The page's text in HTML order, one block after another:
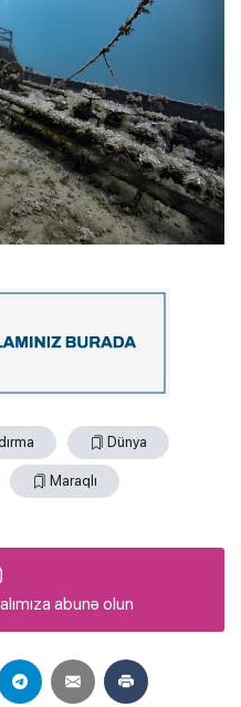
Dünya
Maraqlı
abunə olun